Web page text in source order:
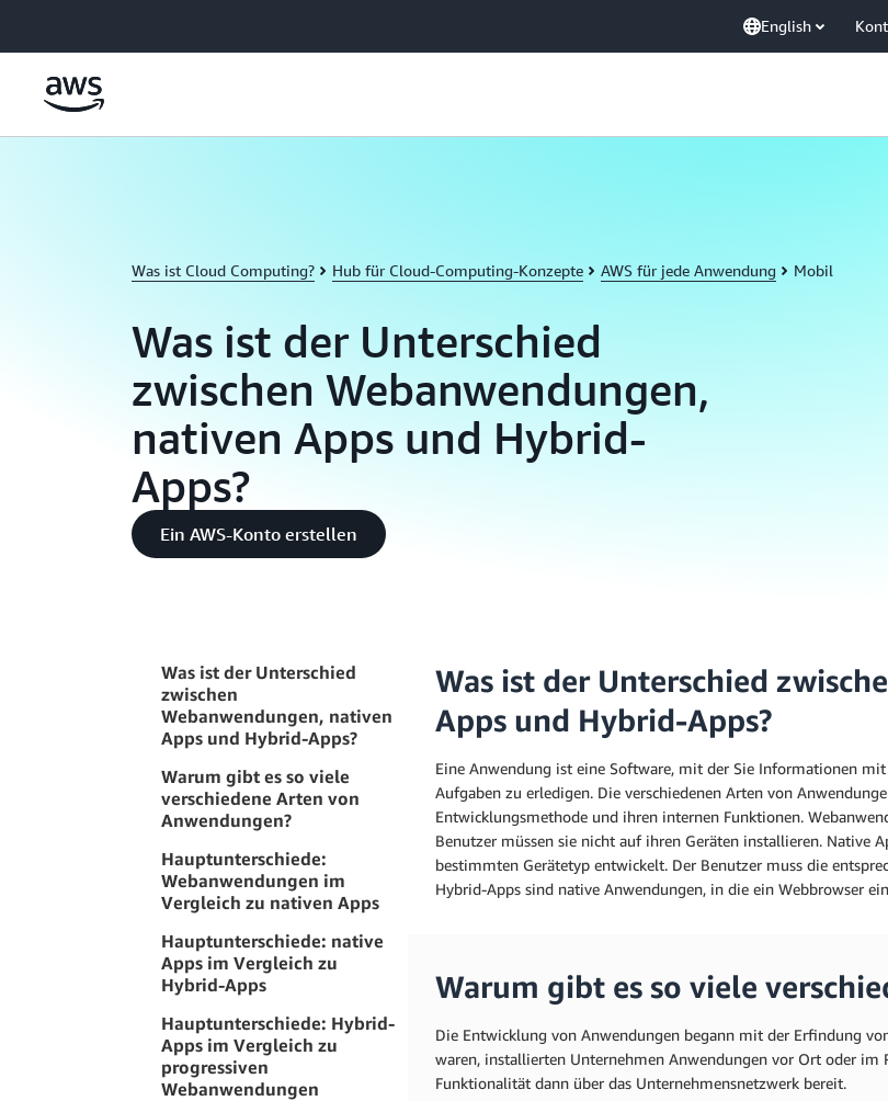
English
Was ist Cloud Computing? Hub für Cloud-Computing-Konzepte AWS für jede Anwendung Mobil
Was ist der Unterschied
zwischen Webanwendungen,
nativen Apps und Hybrid-
Apps?
Ein AWS-Konto erstellen
Was ist der Unterschied
zwischen
Webanwendungen, nativen
Apps und Hybrid-Apps?
Warum gibt es so viele
verschiedene Arten von
Anwendungen?
Hauptunterschiede:
Webanwendungen im
Vergleich zu nativen Apps
Hauptunterschiede: native
Apps im Vergleich zu
Hybrid-Apps
Hauptunterschiede: Hybrid-
Apps im Vergleich zu
progressiven
Webanwendungen
Was ist der Unterschied
Apps und Hybrid-Apps?
Eine Anwendung ist eine Software, mit der Sie Informationen
Aufgaben zu erledigen. Die verschiedenen Arten von
Entwicklungsmethode und ihren internen Funktionen.
Benutzer müssen sie nicht auf ihren Geräten installieren.
bestimmten Gerätetyp entwickelt. Der Benutzer muss die
Hybrid-Apps sind native Anwendungen, in die ein Webbrowser
Warum gibt es so viele
Die Entwicklung von Anwendungen begann mit der Erfindung
waren, installierten Unternehmen Anwendungen vor Ort oder im
Funktionalität dann über das Unternehmensnetzwerk bereit.